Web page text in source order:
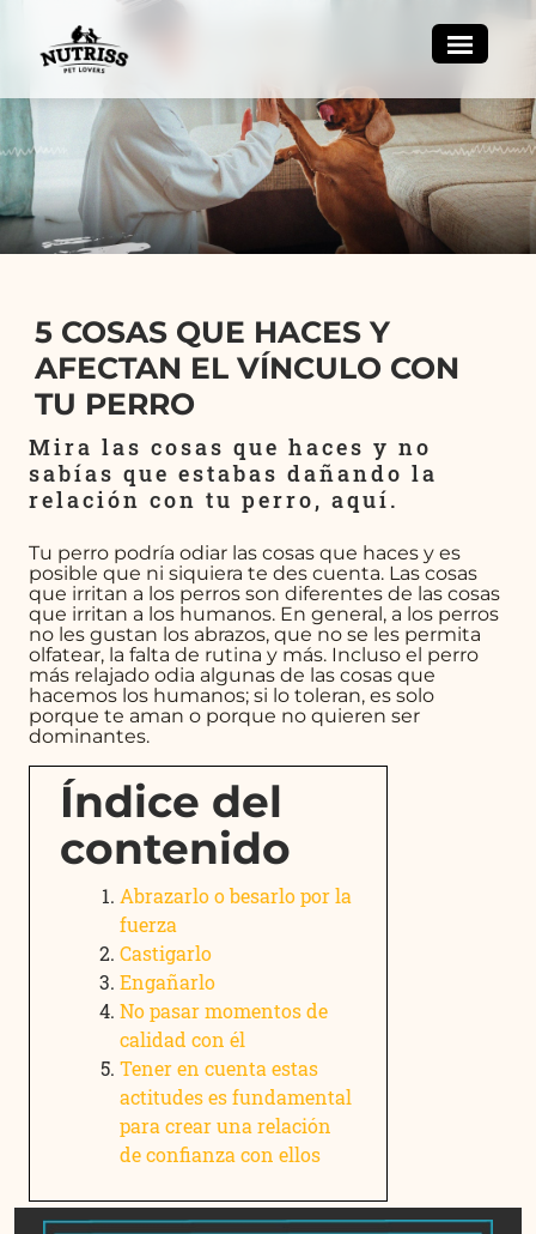
5 COSAS QUE HACES Y
AFECTAN EL VÍNCULO CON
TU PERRO
Mira las cosas que haces y no
sabías que estabas dañando la
relación con tu perro, aquí.
Tu perro podría odiar las cosas que haces y es
posible que ni siquiera te des cuenta. Las cosas
que irritan a los perros son diferentes de las cosas
que irritan a los humanos. En general, a los perros
no les gustan los abrazos, que no se les permita
olfatear, la falta de rutina y más. Incluso el perro
más relajado odia algunas de las cosas que
hacemos los humanos; si lo toleran, es solo
porque te aman o porque no quieren ser
dominantes.
Índice del
contenido
Abrazarlo o besarlo por la
fuerza
Castigarlo
Engañarlo
No pasar momentos de
calidad con él
Tener en cuenta estas
actitudes es fundamental
para crear una relación
de confianza con ellos